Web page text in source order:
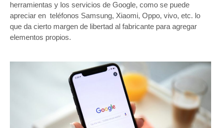
herramientas y los servicios de Google, como se puede
apreciar en teléfonos Samsung, Xiaomi, Oppo, vivo, etc. lo
que da cierto margen de libertad al fabricante para agregar
elementos propios.